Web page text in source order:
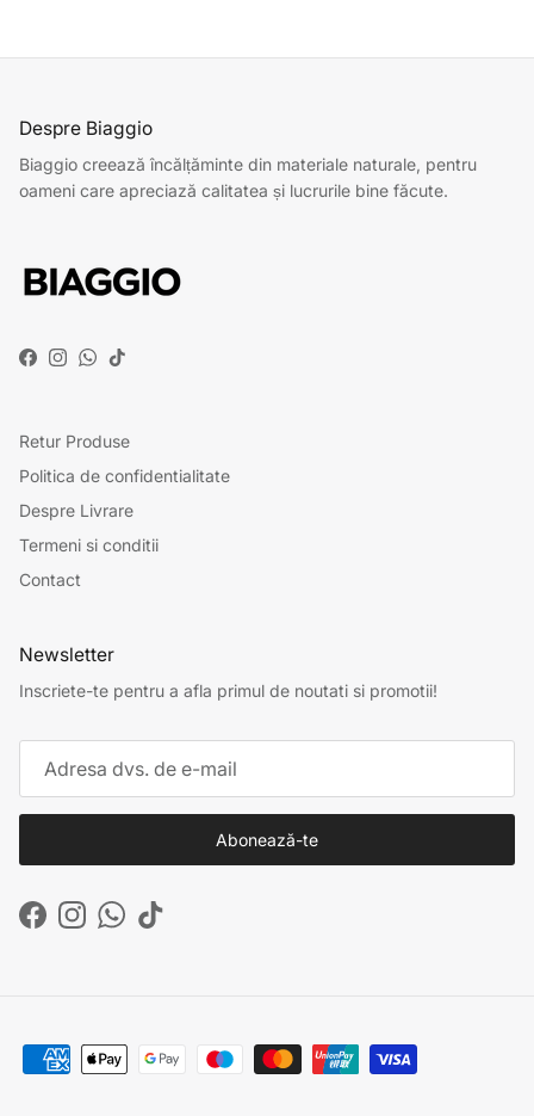
Despre Biaggio
Biaggio creează încălțăminte din materiale naturale, pentru
oameni care apreciază calitatea și lucrurile bine făcute.
Facebook
Instagram
WhatsApp
TikTok
Retur Produse
Politica de confidentialitate
Despre Livrare
Termeni si conditii
Contact
Newsletter
Inscriete-te pentru a afla primul de noutati si promotii!
Abonează-te
FacebookInstagram
WhatsApp
TikTok